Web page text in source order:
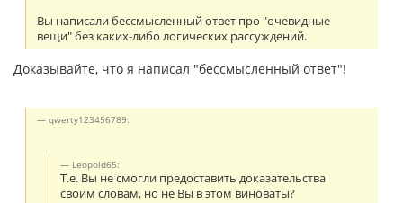
Вы написали бессмысленный ответ про "очевидные
вещи" без каких-либо логических рассуждений.
Доказывайте, что я написал "бессмысленный ответ"!
qwerty123456789:
Leopold65:
Т.е. Вы не смогли предоставить доказательства
своим словам, но не Вы в этом виноваты?